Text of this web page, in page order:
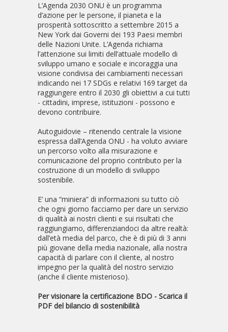
L’Agenda 2030 ONU è un programma
d’azione per le persone, il pianeta e la
prosperità sottoscritto a settembre 2015 a
New York dai Governi dei 193 Paesi membri
delle Nazioni Unite. L’Agenda richiama
l’attenzione sui limiti dell’attuale modello di
sviluppo umano e sociale e incoraggia una
visione condivisa dei cambiamenti necessari
indicando nei 17 SDGs e relativi 169 target da
raggiungere entro il 2030 gli obiettivi a cui tutti
- cittadini, imprese, istituzioni - possono e
devono contribuire.
Autoguidovie – ritenendo centrale la visione
espressa dall’Agenda ONU - ha voluto avviare
un percorso volto alla misurazione e
comunicazione del proprio contributo per la
costruzione di un modello di sviluppo
sostenibile.
E’ una “miniera” di informazioni su tutto ciò
che ogni giorno facciamo per dare un servizio
di qualità ai nostri clienti e sui risultati che
raggiungiamo, differenziandoci da altre realtà:
dall’età media del parco, che è di più di 3 anni
più giovane della media nazionale, alla nostra
capacità di parlare con il cliente, al nostro
impegno per la qualità del nostro servizio
(anche il cliente misterioso).
Per visionare la certificazione BDO - Scarica il
PDF del bilancio di sostenibilità